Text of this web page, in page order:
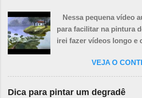
Nessa pequena vídeo
para facilitar na pintura
irei fazer vídeos longo e
cachoeiras.VEJA O
Dica para pintar um degradê